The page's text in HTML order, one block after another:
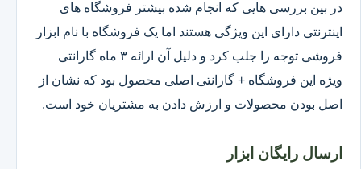
در بین بررسی هایی که انجام شده بیشتر فروشگاه های
اینترنتی دارای این ویژگی هستند اما یک فروشگاه با نام ابزار
فروشی توجه را جلب کرد و دلیل آن ارائه ۳ ماه گارانتی
ویژه این فروشگاه + گارانتی اصلی محصول بود که نشان از
اصل بودن محصولات و ارزش دادن به مشتریان خود است.
ارسال رایگان ابزار